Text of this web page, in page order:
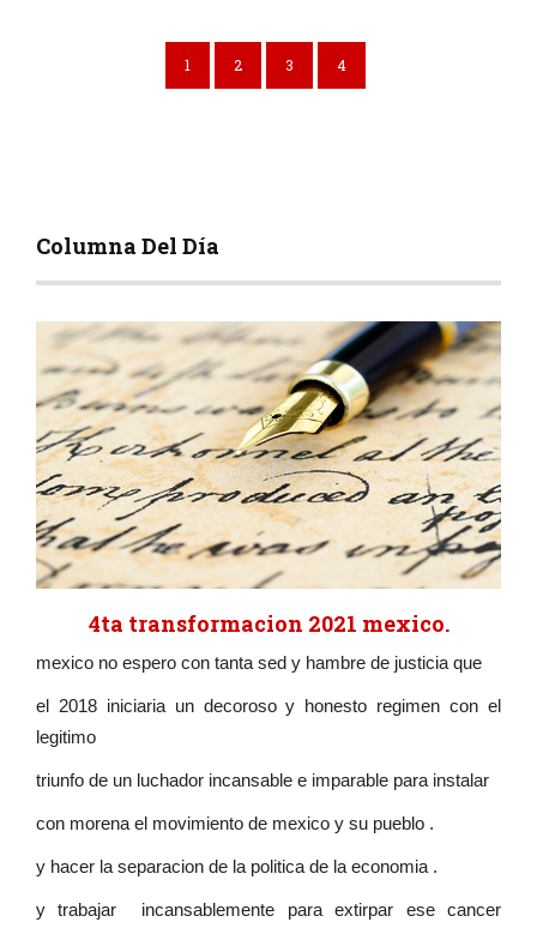
1 2 3 4
Columna Del Día
4ta transformacion 2021 mexico.
mexico no espero con tanta sed y hambre de justicia que
el 2018 iniciaria un decoroso y honesto regimen con el
legitimo
triunfo de un luchador incansable e imparable para instalar
con morena el movimiento de mexico y su pueblo .
y hacer la separacion de la politica de la economia .
y trabajar incansablemente para extirpar ese cancer